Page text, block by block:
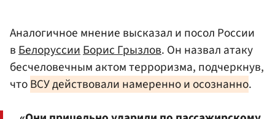
Аналогичное мнение высказал и посол России
вБелоруссииБорис Грызлов. Он назвал атаку
бесчеловечным актом терроризма, подчеркнув,
чтоВСУ действовали намеренно и осознанно.